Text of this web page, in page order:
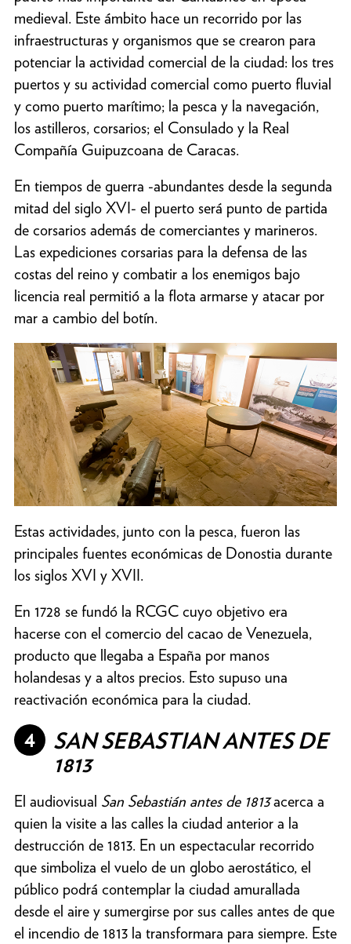
medieval. Este ámbito hace un recorrido por las
infraestructuras y organismos que se crearon para
potenciar la actividad comercial de la ciudad: los tres
puertos y su actividad comercial como puerto fluvial
y como puerto marítimo; la pesca y la navegación,
los astilleros, corsarios; el Consulado y la Real
Compañía Guipuzcoana de Caracas.
En tiempos de guerra -abundantes desde la segunda
mitad del siglo XVI- el puerto será punto de partida
de corsarios además de comerciantes y marineros.
Las expediciones corsarias para la defensa de las
costas del reino y combatir a los enemigos bajo
licencia real permitió a la flota armarse y atacar por
mar a cambio del botín.
Estas actividades, junto con la pesca, fueron las
principales fuentes económicas de Donostia durante
los siglos XVI y XVII.
En 1728 se fundó la RCGC cuyo objetivo era
hacerse con el comercio del cacao de Venezuela,
producto que llegaba a España por manos
holandesas y a altos precios. Esto supuso una
reactivación económica para la ciudad.
4
SAN SEBASTIAN ANTES DE
1813
El audiovisual San Sebastián antes de 1813acerca a
quien la visite a las calles la ciudad anterior a la
destrucción de 1813. En un espectacular recorrido
que simboliza el vuelo de un globo aerostático, el
público podrá contemplar la ciudad amurallada
desde el aire y sumergirse por sus calles antes de que
el incendio de 1813 la transformara para siempre. Este